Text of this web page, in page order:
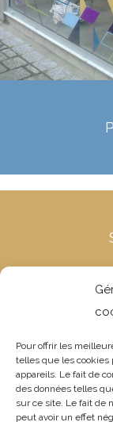
Pour offrir les
telles que les cookies
appareils. Le fait de
des données telles
sur ce site. Le fait de
peut avoir un effet